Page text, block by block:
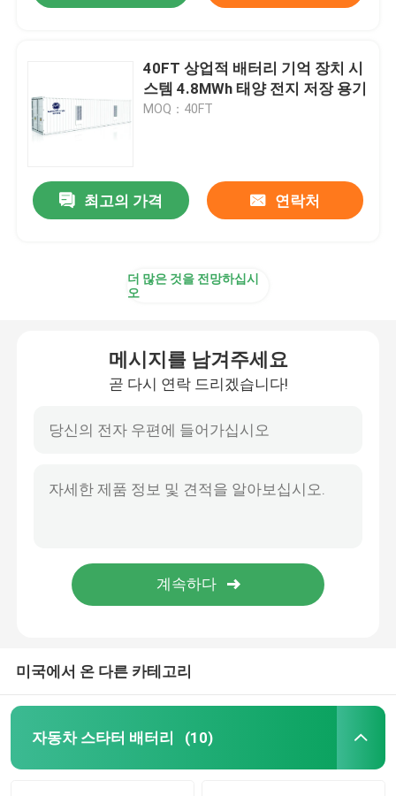
40FT 상업적 배터리 기억 장치 시
스템 4.8MWh 태양 전지 저장 용기
MOQ：40FT
최고의 가격 연락처
더 많은 것을 전망하십시
오
메시지를 남겨주세요
곧 다시 연락 드리겠습니다!
미국에서 온 다른 카테고리
자동차 스타터 배터리 (10)